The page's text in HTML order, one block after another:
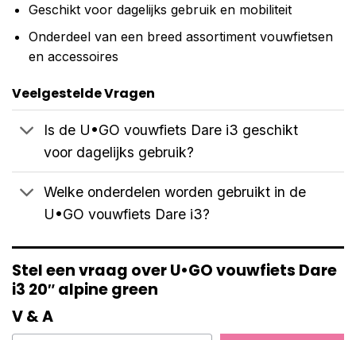
Geschikt voor dagelijks gebruik en mobiliteit
Onderdeel van een breed assortiment vouwfietsen
en accessoires
Veelgestelde Vragen
Is de U•GO vouwfiets Dare i3 geschikt
voor dagelijks gebruik?
Welke onderdelen worden gebruikt in de
U•GO vouwfiets Dare i3?
Stel een vraag over U•GO vouwfiets Dare
i3 20″ alpine green
V & A